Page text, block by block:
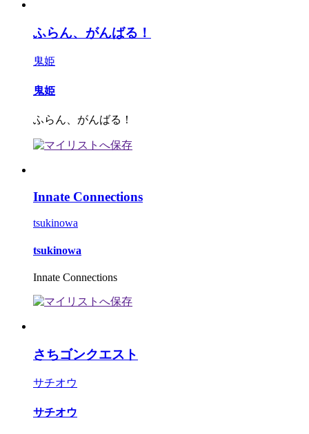
ふらん、がんばる！
鬼姫
鬼姫
ふらん、がんばる！
Innate Connections
tsukinowa
tsukinowa
Innate Connections
さちゴンクエスト
サチオウ
サチオウ